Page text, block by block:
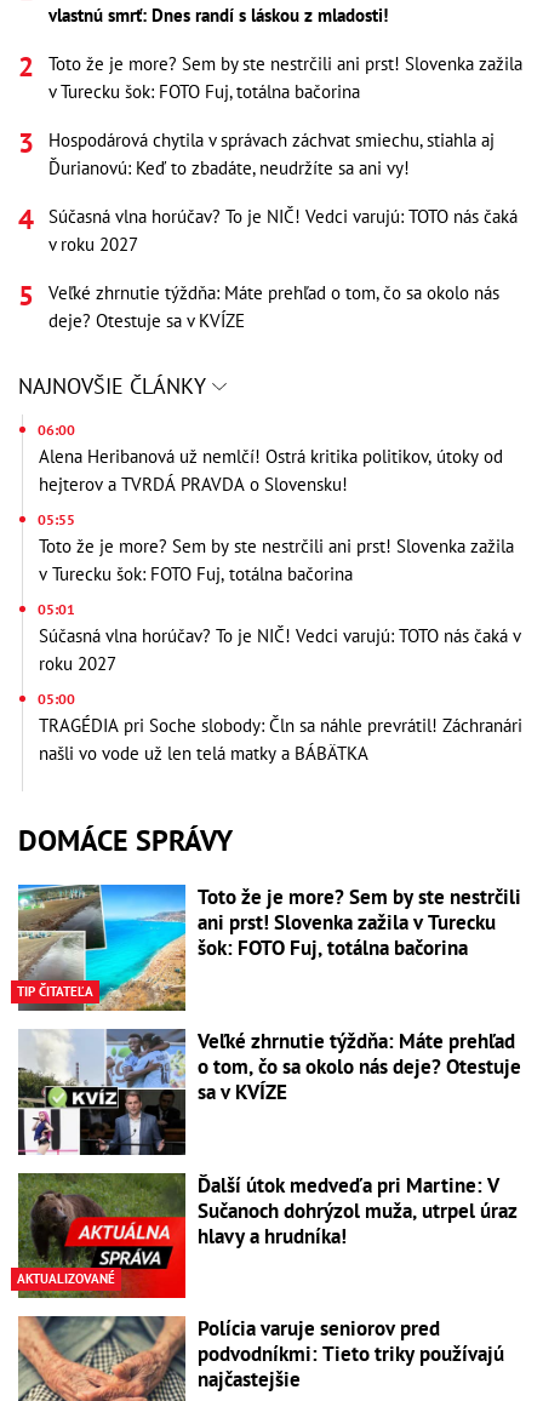
vlastnú smrť: Dnes randí s láskou z mladosti!
Toto že je more? Sem by ste nestrčili ani prst! Slovenka zažila
v Turecku šok: FOTO Fuj, totálna bačorina
Hospodárová chytila v správach záchvat smiechu, stiahla aj
Ďurianovú: Keď to zbadáte, neudržíte sa ani vy!
Súčasná vlna horúčav? To je NIČ! Vedci varujú: TOTO nás čaká
v roku 2027
Veľké zhrnutie týždňa: Máte prehľad o tom, čo sa okolo nás
deje? Otestuje sa v KVÍZE
NAJNOVŠIE ČLÁNKY
06:00
Alena Heribanová už nemlčí! Ostrá kritika politikov, útoky od
hejterov a TVRDÁ PRAVDA o Slovensku!
05:55
Toto že je more? Sem by ste nestrčili ani prst! Slovenka zažila
v Turecku šok: FOTO Fuj, totálna bačorina
05:01
Súčasná vlna horúčav? To je NIČ! Vedci varujú: TOTO nás čaká v
roku 2027
05:00
TRAGÉDIA pri Soche slobody: Čln sa náhle prevrátil! Záchranári
našli vo vode už len telá matky a BÁBÄTKA
DOMÁCE SPRÁVY
TIP ČITATEĽA
Toto že je more? Sem by ste nestrčili
ani prst! Slovenka zažila v Turecku
šok: FOTO Fuj, totálna bačorina
Veľké zhrnutie týždňa: Máte prehľad
o tom, čo sa okolo nás deje? Otestuje
sa v KVÍZE
AKTUALIZOVANÉ
Ďalší útok medveďa pri Martine: V
Sučanoch dohrýzol muža, utrpel úraz
hlavy a hrudníka!
Polícia varuje seniorov pred
podvodníkmi: Tieto triky používajú
najčastejšie